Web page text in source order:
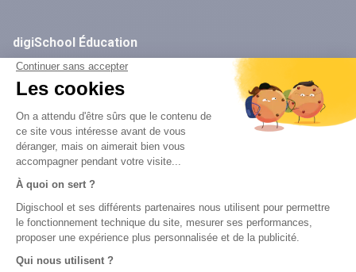
digiSchool Éducation
Nos cours
Mathématiques
Histoire-géographie
Français
Physique-Chimie
Brevet des collèges
Annales
Bac
Brevet des collèges